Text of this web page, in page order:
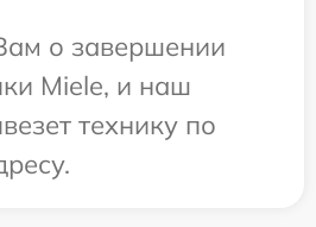
о завершении
Miele, и наш
технику по